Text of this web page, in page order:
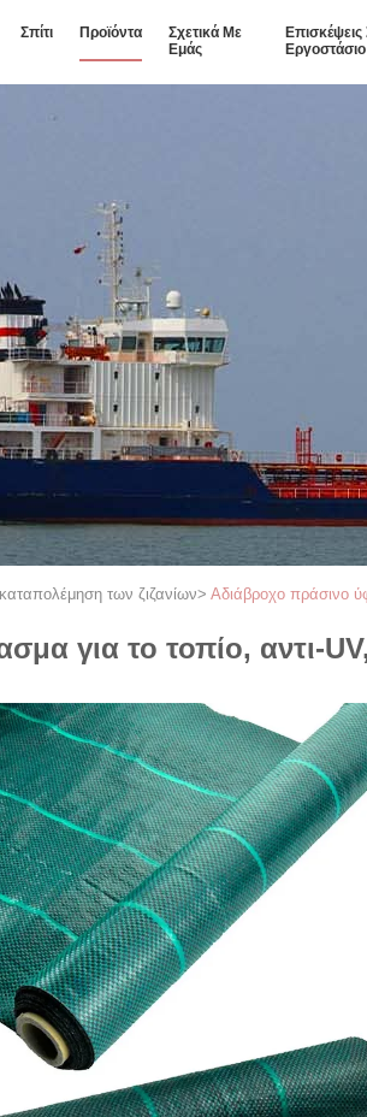
Σπίτι Προϊόντα
Σχετικά Με
Εμάς
Επισκέψεις
Εργοστάσιο
των ζιζανίων> Αδιάβροχο πράσινο
για το τοπίο, αντι-